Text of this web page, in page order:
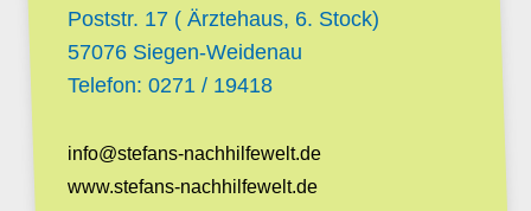
Poststr. 17 ( Ärztehaus, 6. Stock)
57076 Siegen-Weidenau
Telefon:0271 / 19418
info@stefans-nachhilfewelt.de
www.stefans-nachhilfewelt.de